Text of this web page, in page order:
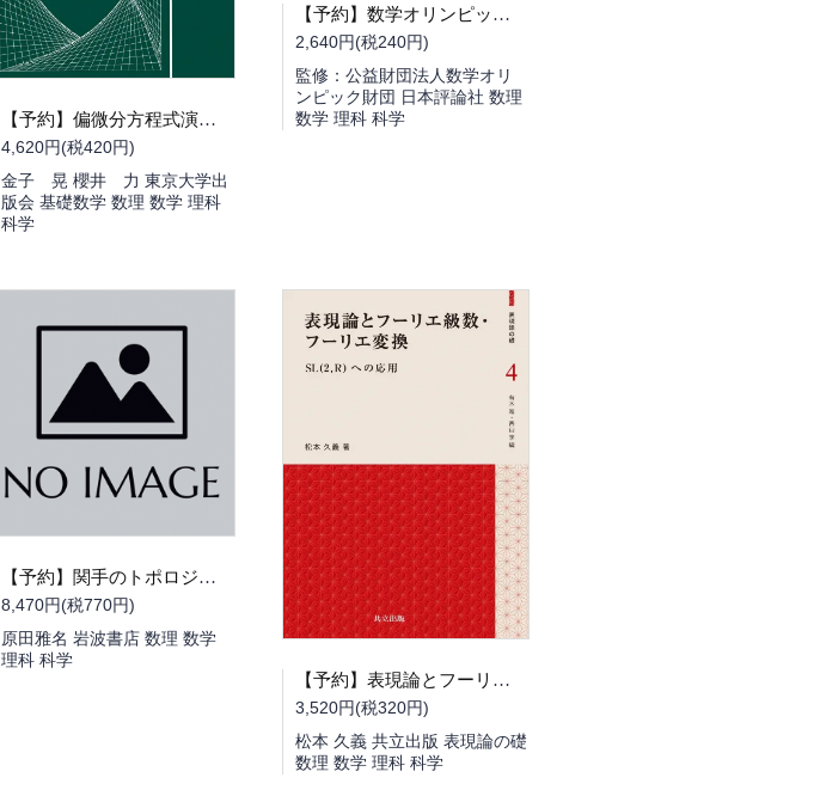
【予約】偏微分方程式演習（09/25頃発送予定）
4,620円(税420円)
金子 晃 櫻井 力 東京大学出
版会 基礎数学 数理 数学 理科
科学
【予約】数学オリンピック2022~2026（09/24頃発送予定）
2,640円(税240円)
監修：公益財団法人数学オリ
ンピック財団 日本評論社 数理
数学 理科 科学
【予約】関手のトポロジー（09/17頃発送予定）
8,470円(税770円)
原田雅名 岩波書店 数理 数学
理科 科学
【予約】表現論とフーリエ級数・フーリエ変換 SL(2， R)への応用（09/14頃発送予定）
3,520円(税320円)
松本 久義 共立出版 表現論の礎
数理 数学 理科 科学